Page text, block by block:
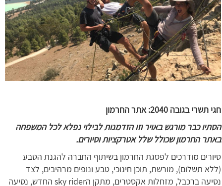
חגי תשרי בגובה 2040: אתר החרמון
הסתיו כבר מורגש באויר וזו הזדמנות לבילוי נפלא לכל המשפחה
באתר החרמון שכולל שלל אטרקציות וסיורים.
סיורים מודרכים לפסגת החרמון בשיתוף החברה להגנת הטבע
(ללא תשלום), מורשת, תוכן חינוכי, טבע ונופים מרהיבים, לצד
נסיעה ברכבל, מזחלות אקסטרים, מתקן הsky rider החדש, נסיעה